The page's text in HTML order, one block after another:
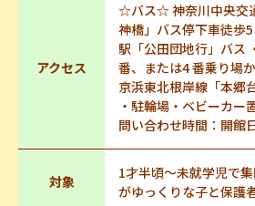
アクセス
☆バス☆ 神奈川中央交
神橋」バス停下車徒歩
駅「公田団地行」バス
番、または4 番乗り場
京浜東北根岸線「本郷
・駐輪場・ベビーカー
問い合わせ時間：開館
対象
1才半頃～未就学児で
がゆっくりな子と保護